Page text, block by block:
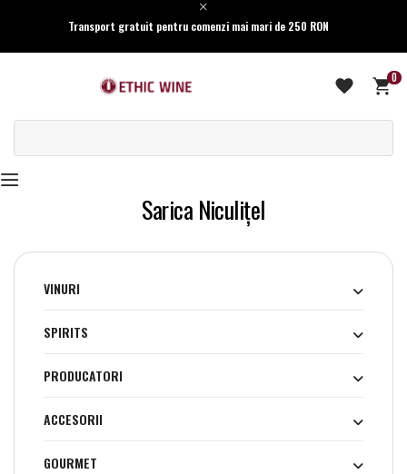
Transport gratuit pentru comenzi mai mari de 250 RON
0
Sarica Niculiţel
VINURI
SPIRITS
PRODUCATORI
ACCESORII
GOURMET